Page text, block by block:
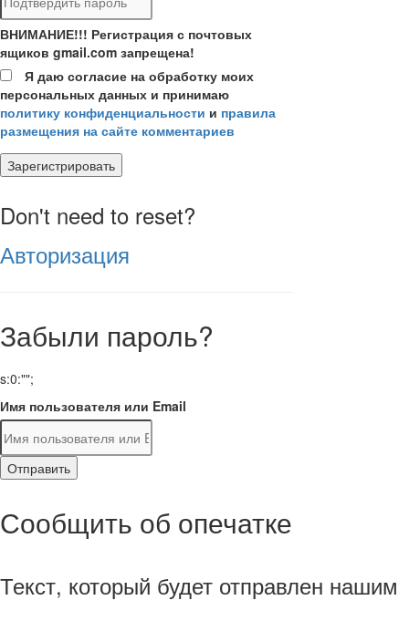
ВНИМАНИЕ!!! Регистрация с почтовых
ящиков gmail.com запрещена!
Я даю согласие на обработку моих
персональных данных и принимаю
политику конфиденциальности и правила
размещения на сайте комментариев
Зарегистрировать
Don't need to reset?
Авторизация
Забыли пароль?
s:0:"";
Имя пользователя или Email
Отправить
Сообщить об опечатке
Текст, который будет отправлен нашим